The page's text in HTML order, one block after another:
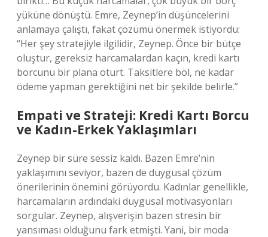
yüküne dönüştü. Emre, Zeynep’in düşüncelerini
anlamaya çalıştı, fakat çözümü önermek istiyordu:
“Her şey stratejiyle ilgilidir, Zeynep. Önce bir bütçe
oluştur, gereksiz harcamalardan kaçın, kredi kartı
borcunu bir plana oturt. Taksitlere böl, ne kadar
ödeme yapman gerektiğini net bir şekilde belirle.”
Empati ve Strateji: Kredi Kartı Borcu
ve Kadın-Erkek Yaklaşımları
Zeynep bir süre sessiz kaldı. Bazen Emre’nin
yaklaşımını seviyor, bazen de duygusal çözüm
önerilerinin önemini görüyordu. Kadınlar genellikle,
harcamaların ardındaki duygusal motivasyonları
sorgular. Zeynep, alışverişin bazen stresin bir
yansıması olduğunu fark etmişti. Yani, bir moda